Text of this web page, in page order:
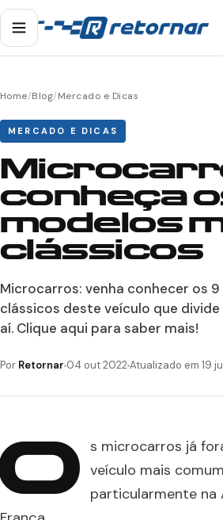
Home/Blog/Mercado e Dicas
MERCADO E DICAS
conheça
modelos
clássicos
Microcarros: venha conhecer os
clássicos deste veículo que
aí. Clique aqui para saber mais!
Por Retornar 04 out 2022Atualizado em 19
s microcarros já
veículo mais
particularmente na